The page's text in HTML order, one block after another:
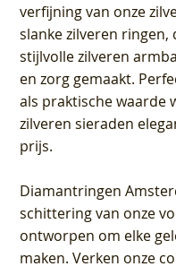
verfijning van onze
slanke zilveren
stijlvolle zilveren
en zorg gemaakt.
als praktische waarde
zilveren sieraden
prijs.
Diamantringen
schittering van onze
ontworpen om elke
maken. Verken onze